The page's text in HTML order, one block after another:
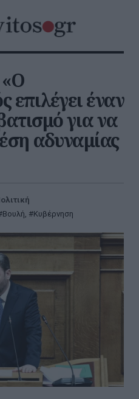
έναν
για να
αδυναμίας
Βουλή, Κυβέρνηση